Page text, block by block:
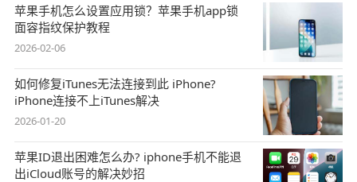
苹果手机怎么设置应用锁？苹果手机app锁
面容指纹保护教程
2026-02-06
如何修复iTunes无法连接到此 iPhone?
iPhone连接不上iTunes解决
2026-01-20
苹果ID退出困难怎么办? iphone手机不能退
出iCloud账号的解决妙招